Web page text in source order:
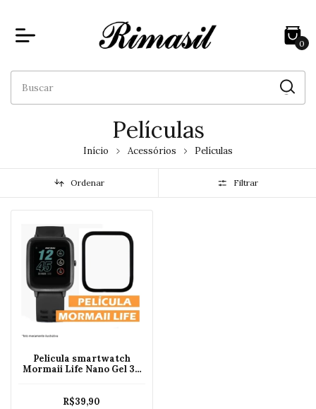
0
Películas
Início Acessórios Películas
Ordenar Filtrar
Pelicula smartwatch
Mormaii Life Nano Gel 3d
R$39,90